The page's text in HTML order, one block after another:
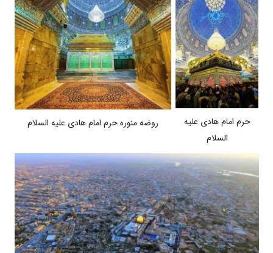
حرم امام هادی علیه
السلام
روضه منوره حرم امام هادی علیه السلام